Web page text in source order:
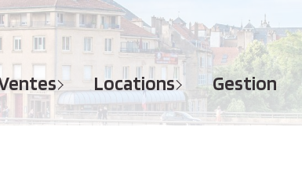
ventes
- PARKINGS
locations
APPARTEMENTS
TERRAINS
IMMEUBLES
GARAGES - PARKINGS
gestion